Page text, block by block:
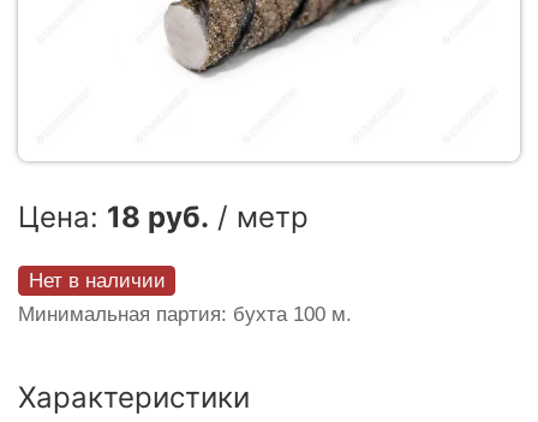
Цена: 18 руб. / метр
Нет в наличии
Минимальная партия: бухта 100 м.
Характеристики